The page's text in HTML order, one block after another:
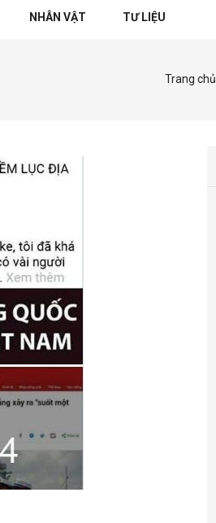
NHÂN VẬT TƯ LIỆU
Trang chủ